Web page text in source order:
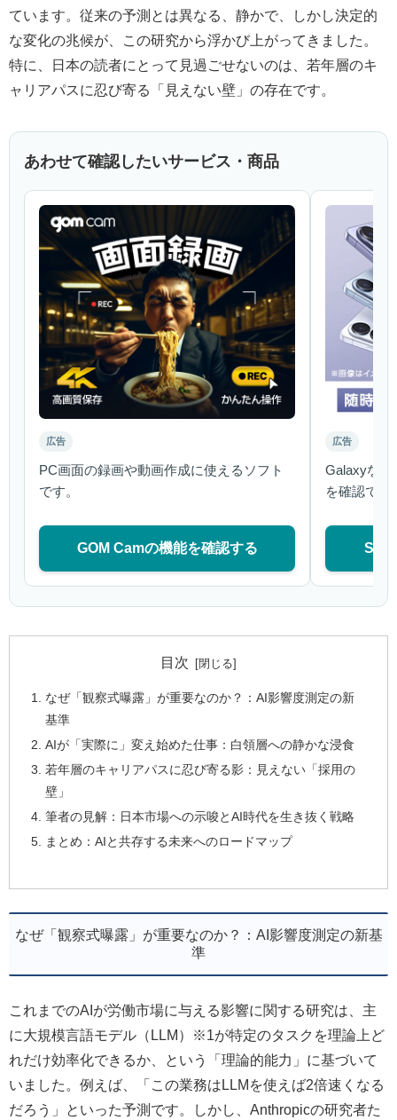
ています。従来の予測とは異なる、静かで、しかし決定的
な変化の兆候が、この研究から浮かび上がってきました。
特に、日本の読者にとって見過ごせないのは、若年層のキ
ャリアパスに忍び寄る「見えない壁」の存在です。
あわせて確認したいサービス・商品
広告
PC画面の録画や動画作成に使えるソフト
です。
GOM Camの機能を確認する
広告
Galaxyなど
を確認でき
目次
なぜ「観察式曝露」が重要なのか？：AI影響度測定の新
基準
AIが「実際に」変え始めた仕事：白領層への静かな浸食
若年層のキャリアパスに忍び寄る影：見えない「採用の
壁」
筆者の見解：日本市場への示唆とAI時代を生き抜く戦略
まとめ：AIと共存する未来へのロードマップ
なぜ「観察式曝露」が重要なのか？：AI影響度測定の新基
準
これまでのAIが労働市場に与える影響に関する研究は、主
に大規模言語モデル（LLM）※1が特定のタスクを理論上ど
れだけ効率化できるか、という「理論的能力」に基づいて
いました。例えば、「この業務はLLMを使えば2倍速くなる
だろう」といった予測です。しかし、Anthropicの研究者た